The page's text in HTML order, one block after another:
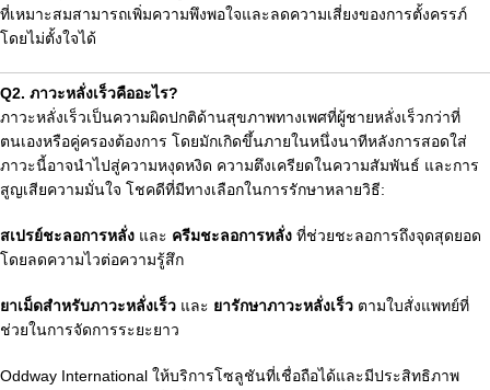
ที่เหมาะสมสามารถเพิ่มความพึงพอใจและลดความเสี่ยงของการตั้งครรภ์
โดยไม่ตั้งใจได้
Q2. ภาวะหลั่งเร็วคืออะไร?
ภาวะหลั่งเร็วเป็นความผิดปกติด้านสุขภาพทางเพศที่ผู้ชายหลั่งเร็วกว่าที่
ตนเองหรือคู่ครองต้องการ โดยมักเกิดขึ้นภายในหนึ่งนาทีหลังการสอดใส่
ภาวะนี้อาจนำไปสู่ความหงุดหงิด ความตึงเครียดในความสัมพันธ์ และการ
สูญเสียความมั่นใจ โชคดีที่มีทางเลือกในการรักษาหลายวิธี:
สเปรย์ชะลอการหลั่ง และ ครีมชะลอการหลั่ง ที่ช่วยชะลอการถึงจุดสุดยอด
โดยลดความไวต่อความรู้สึก
ยาเม็ดสำหรับภาวะหลั่งเร็ว และ ยารักษาภาวะหลั่งเร็ว ตามใบสั่งแพทย์ที่
ช่วยในการจัดการระยะยาว
Oddway International ให้บริการโซลูชันที่เชื่อถือได้และมีประสิทธิภาพ